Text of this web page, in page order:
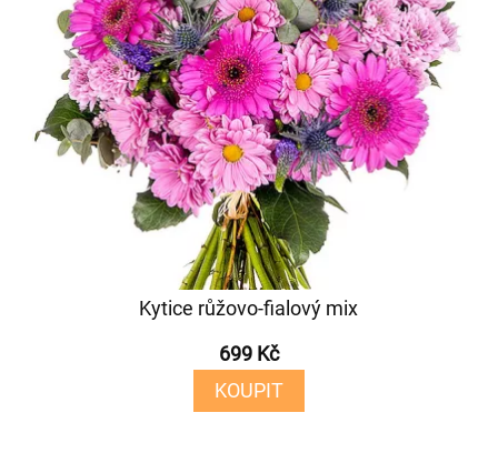
Kytice růžovo-fialový mix
699 Kč
KOUPIT